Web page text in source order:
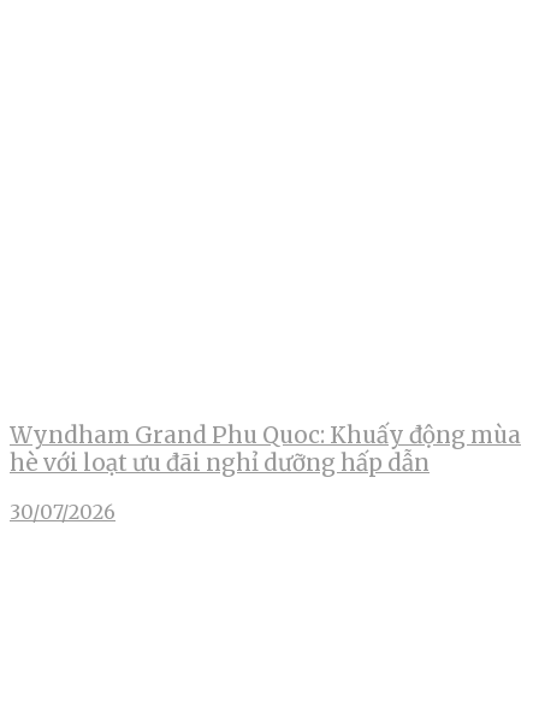
Wyndham Grand Phu Quoc: Khuấy động mùa
hè với loạt ưu đãi nghỉ dưỡng hấp dẫn
30/07/2026